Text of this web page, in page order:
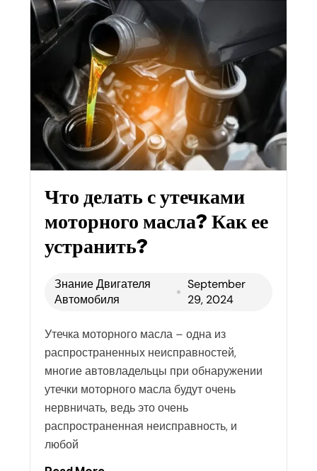
Что делать с утечками
моторного масла? Как ее
устранить?
Знание Двигателя
Автомобиля
September
29, 2024
Утечка моторного масла – одна из
распространенных неисправностей,
многие автовладельцы при обнаружении
утечки моторного масла будут очень
нервничать, ведь это очень
распространенная неисправность, и
любой